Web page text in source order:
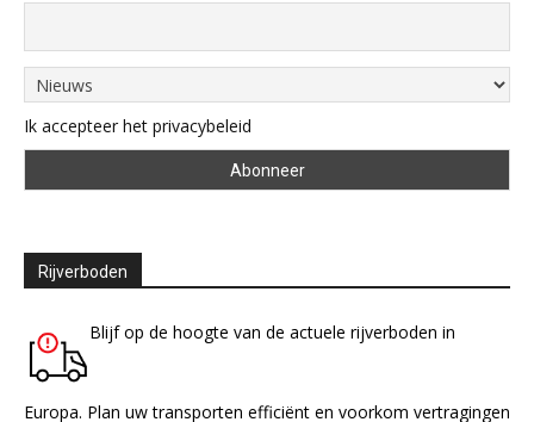
Ik accepteer het privacybeleid
Rijverboden
Blijf op de hoogte van de actuele rijverboden in
Europa. Plan uw transporten efficiënt en voorkom vertragingen